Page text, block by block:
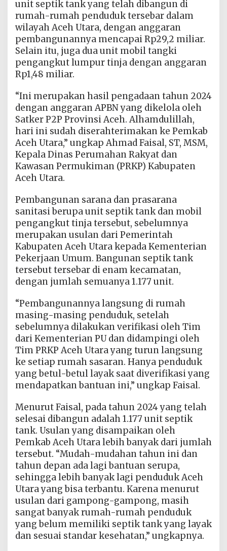
unit septik tank yang telah dibangun di
rumah-rumah penduduk tersebar dalam
wilayah Aceh Utara, dengan anggaran
pembangunannya mencapai Rp29,2 miliar.
Selain itu, juga dua unit mobil tangki
pengangkut lumpur tinja dengan anggaran
Rp1,48 miliar.
“Ini merupakan hasil pengadaan tahun 2024
dengan anggaran APBN yang dikelola oleh
Satker P2P Provinsi Aceh. Alhamdulillah,
hari ini sudah diserahterimakan ke Pemkab
Aceh Utara,” ungkap Ahmad Faisal, ST, MSM,
Kepala Dinas Perumahan Rakyat dan
Kawasan Permukiman (PRKP) Kabupaten
Aceh Utara.
Pembangunan sarana dan prasarana
sanitasi berupa unit septik tank dan mobil
pengangkut tinja tersebut, sebelumnya
merupakan usulan dari Pemerintah
Kabupaten Aceh Utara kepada Kementerian
Pekerjaan Umum. Bangunan septik tank
tersebut tersebar di enam kecamatan,
dengan jumlah semuanya 1.177 unit.
“Pembangunannya langsung di rumah
masing-masing penduduk, setelah
sebelumnya dilakukan verifikasi oleh Tim
dari Kementerian PU dan didampingi oleh
Tim PRKP Aceh Utara yang turun langsung
ke setiap rumah sasaran. Hanya penduduk
yang betul-betul layak saat diverifikasi yang
mendapatkan bantuan ini,” ungkap Faisal.
Menurut Faisal, pada tahun 2024 yang telah
selesai dibangun adalah 1.177 unit septik
tank. Usulan yang disampaikan oleh
Pemkab Aceh Utara lebih banyak dari jumlah
tersebut. “Mudah-mudahan tahun ini dan
tahun depan ada lagi bantuan serupa,
sehingga lebih banyak lagi penduduk Aceh
Utara yang bisa terbantu. Karena menurut
usulan dari gampong-gampong, masih
sangat banyak rumah-rumah penduduk
yang belum memiliki septik tank yang layak
dan sesuai standar kesehatan,” ungkapnya.